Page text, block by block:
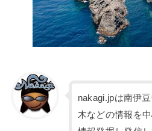
nakagi.jpは南伊
木などの情報を